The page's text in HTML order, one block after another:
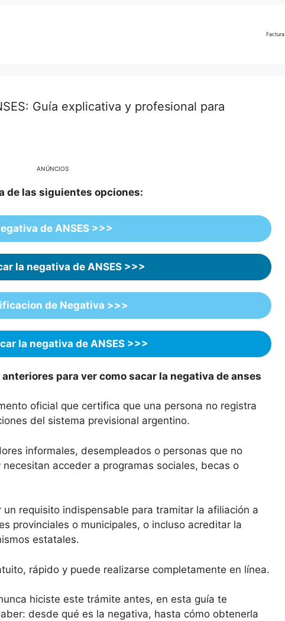
Factura
Guía explicativa y profesional para
ANÚNCIOS
de las siguientes opciones:
de ANSES >>>
la negativa de ANSES>>>
de Negativa >>>
la negativa de ANSES >>>
para ver como sacar la negativa de anses
oficial que certifica que una persona no registra
del sistema previsional argentino.
informales, desempleados o personas que no
acceder a programas sociales, becas o
requisito indispensable para tramitar la afiliación a
provinciales o municipales, o incluso acreditar la
estatales.
rápido y puede realizarse completamente en línea.
hiciste este trámite antes, en esta guía te
desde qué es la negativa, hasta cómo obtenerla